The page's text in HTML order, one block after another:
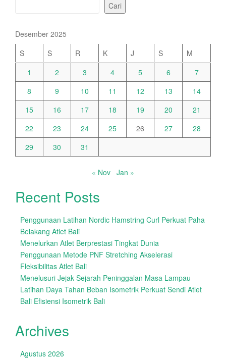
Cari
Desember 2025
S
S R K J S
M
1
2 3 4 5 6
7
8
9 10 11 12 13
14
15
16 17 18 19 20
21
22
23 24 25 26 27
28
29
30 31
« Nov Jan »
Recent Posts
Penggunaan Latihan Nordic Hamstring Curl Perkuat Paha
Belakang Atlet Bali
Menelurkan Atlet Berprestasi Tingkat Dunia
Penggunaan Metode PNF Stretching Akselerasi
Fleksibilitas Atlet Bali
Menelusuri Jejak Sejarah Peninggalan Masa Lampau
Latihan Daya Tahan Beban Isometrik Perkuat Sendi Atlet
Bali Efisiensi Isometrik Bali
Archives
Agustus 2026